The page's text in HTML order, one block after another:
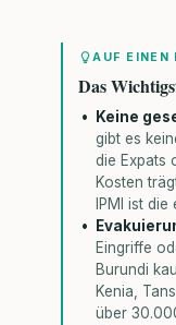
AUF EINEN
Das
Keine
gibt es
die Expats
Kosten
IPMI ist
Eingriffe
Burundi
Kenia,
über